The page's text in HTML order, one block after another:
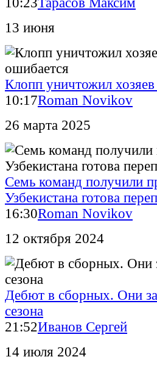
13 июня
Клопп уничтожил
10:17Roman Novikov
26 марта 2025
Семь команд получили
Узбекистана готова
16:30Roman Novikov
12 октября 2024
Дебют в сборных. Они
сезона
21:52Иванов Сергей
14 июля 2024